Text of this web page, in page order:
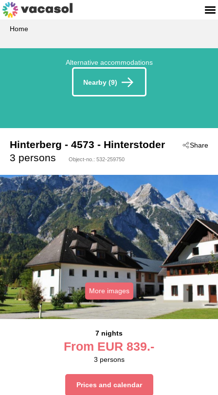
Home
Alternative accommodations
Nearby (9)
Share
Hinterberg - 4573 - Hinterstoder
3 persons
Object-no.: 532-259750
More images
7 nights
From EUR 839.-
3 persons
Prices and calendar